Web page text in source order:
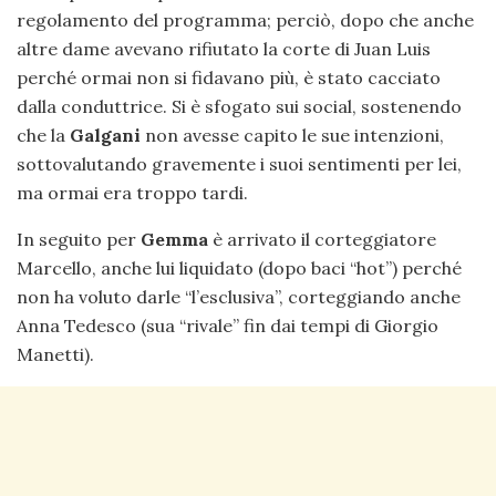
regolamento del programma; perciò, dopo che anche
altre dame avevano rifiutato la corte di Juan Luis
perché ormai non si fidavano più, è stato cacciato
dalla conduttrice. Si è sfogato sui social, sostenendo
che la Galgani non avesse capito le sue intenzioni,
sottovalutando gravemente i suoi sentimenti per lei,
ma ormai era troppo tardi.
In seguito per Gemma è arrivato il corteggiatore
Marcello, anche lui liquidato (dopo baci “hot”) perché
non ha voluto darle “l’esclusiva”, corteggiando anche
Anna Tedesco (sua “rivale” fin dai tempi di Giorgio
Manetti).